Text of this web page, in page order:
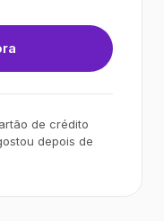
de crédito
depois de